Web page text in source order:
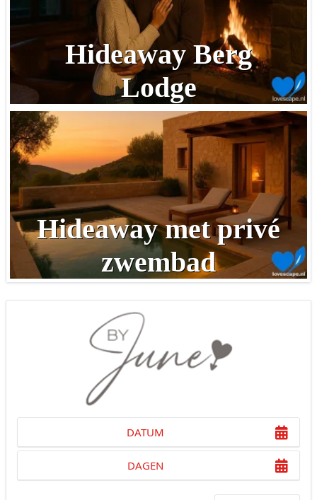
Hideaway Berg
Lodge
Hideaway met privé
zwembad
DATUM
DAGEN